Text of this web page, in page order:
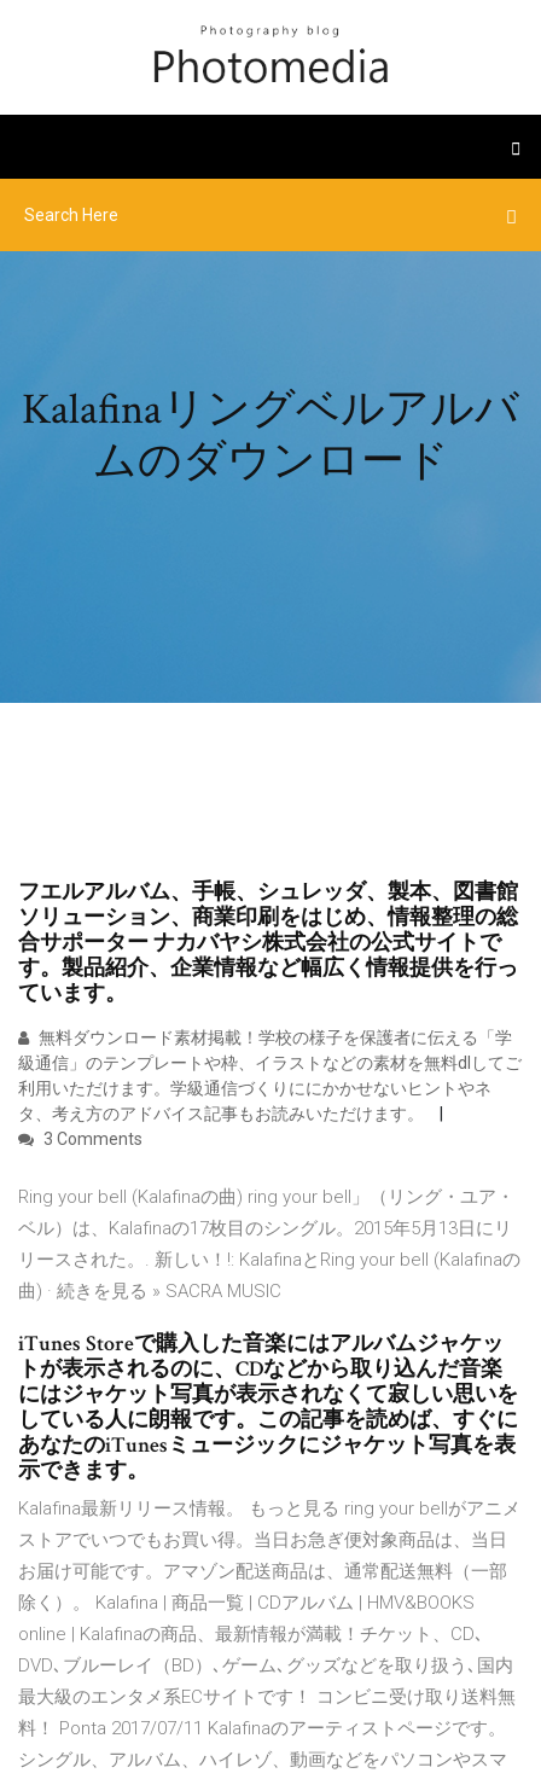
Kalafinaリングベルアルバ
ムのダウンロード
フエルアルバム、手帳、シュレッダ、製本、図書館
ソリューション、商業印刷をはじめ、情報整理の総
合サポーター ナカバヤシ株式会社の公式サイトで
す。製品紹介、企業情報など幅広く情報提供を行っ
ています。
無料ダウンロード素材掲載！学校の様子を保護者に伝える「学
級通信」のテンプレートや枠、イラストなどの素材を無料dlしてご
利用いただけます。学級通信づくりににかかせないヒントやネ
タ、考え方のアドバイス記事もお読みいただけます。
3 Comments
Ring your bell (Kalafinaの曲) ring your bell」（リング・ユア・
ベル）は、Kalafinaの17枚目のシングル。2015年5月13日にリ
リースされた。. 新しい！!: KalafinaとRing your bell (Kalafinaの
曲) · 続きを見る » SACRA MUSIC
iTunes Storeで購入した音楽にはアルバムジャケッ
トが表示されるのに、CDなどから取り込んだ音楽
にはジャケット写真が表示されなくて寂しい思いを
している人に朗報です。この記事を読めば、すぐに
あなたのiTunesミュージックにジャケット写真を表
示できます。
Kalafina最新リリース情報。 もっと見る ring your bellがアニメ
ストアでいつでもお買い得。当日お急ぎ便対象商品は、当日
お届け可能です。アマゾン配送商品は、通常配送無料（一部
除く）。 Kalafina | 商品一覧 | CDアルバム | HMV&BOOKS
online | Kalafinaの商品、最新情報が満載！チケット、CD､
DVD､ブルーレイ（BD）､ゲーム､グッズなどを取り扱う､国内
最大級のエンタメ系ECサイトです！ コンビニ受け取り送料無
料！ Ponta 2017/07/11 Kalafinaのアーティストページです。
シングル、アルバム、ハイレゾ、動画などをパソコンやスマ